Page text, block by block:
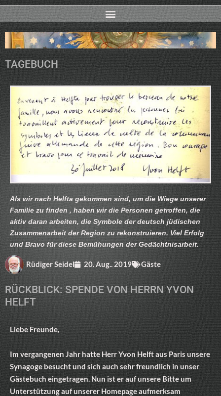
TAGEBUCH
Als wir nach Helfta gekommen sind, um die Wiege unserer
Familie zu finden , haben wir die Personen getroffen, die
aktiv daran arbeiten, die Symbole der deutsch jüdischen
Zusammenarbeit der Region zu rekonstruieren. Viel Erfolg
und Bravo für diese Bemühungen der Gedächtnisarbeit.
Rüdiger Seidel 20. Aug.. 2019 Gäste
RÜCKBLICK: SPENDE VON HERRN YVON
HELFT
Liebe Freunde,
Im vergangenen Jahr hatte Herr Yvon Helft aus Paris unsere
Synagoge besucht und sich auch sehr freundlich in unser
Gästebuch eingetragen. Nun ist er auf unsere Bitte um
Unterstützung auf unserer Homepage aufmerksam